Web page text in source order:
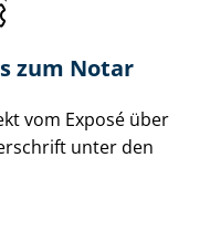
zum Notar
vom Exposé über
unter den